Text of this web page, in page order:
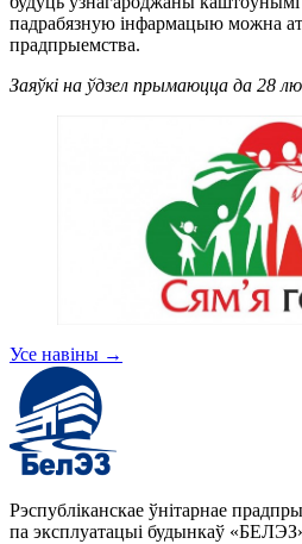
падрабязную інфармацыю можна
прадпрыемства.
Заяўкі на ўдзел прымаюцца да 28
Усе навіны →
Рэспубліканскае ўнітарнае
па эксплуатацыі будынкаў